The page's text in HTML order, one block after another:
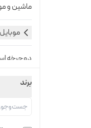
ماشین و
دوچرخه
دوچرخه تاشو
گجت ها
برند